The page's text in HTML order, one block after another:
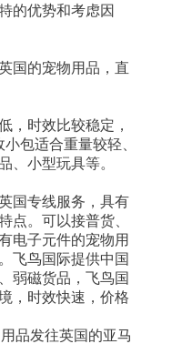
的优势和考虑因
国的宠物用品，直
，时效比较稳定，
包适合重量较轻、
、小型玩具等。
国专线服务，具有
点。可以接普货、
电子元件的宠物用
飞鸟国际提供中国
弱磁货品，飞鸟国
，时效快速，价格
品发往英国的亚马